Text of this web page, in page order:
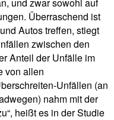
Überraschend ist
Autos treffen, stiegt
zwischen den
Anteil der Unfälle im
von allen
Unfällen (an
nahm mit der
heißt es in der Studie